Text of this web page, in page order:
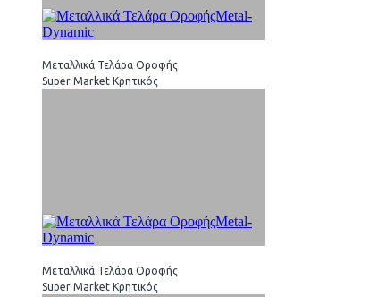
Μεταλλικά Τελάρα Οροφής
Super Market Κρητικός
Μεταλλικά Τελάρα Οροφής
Super Market Κρητικός